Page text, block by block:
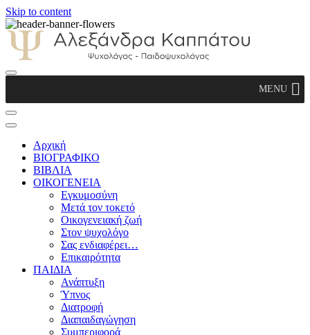
Skip to content
Παιδοψυχολόγος
MENU
Αρχική
ΒΙΟΓΡΑΦΙΚΟ
ΒΙΒΛΙΑ
ΟΙΚΟΓΕΝΕΙΑ
Εγκυμοσύνη
Μετά τον τοκετό
Οικογενειακή ζωή
Στον ψυχολόγο
Σας ενδιαφέρει…
Επικαιρότητα
ΠΑΙΔΙΑ
Ανάπτυξη
Ύπνος
Διατροφή
Διαπαιδαγώγηση
Συμπεριφορά